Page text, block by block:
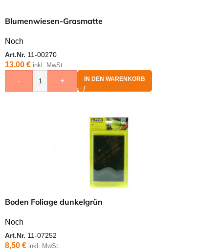
Blumenwiesen-Grasmatte
Noch
Art.Nr. 11-00270
13,00 € inkl. MwSt.
- + IN DEN WARENKORB
Boden Foliage dunkelgrün
Noch
Art.Nr. 11-07252
8,50 € inkl. MwSt.